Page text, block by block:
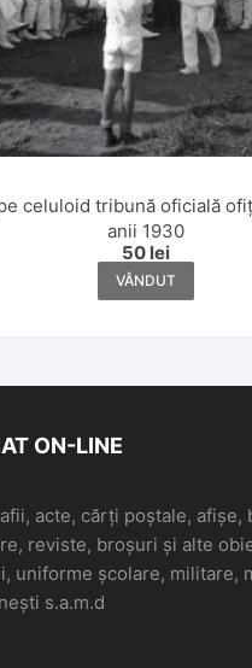
celuloid tribună oficială
anii 1930
50 lei
VÂNDUT
ON-LINE
acte, cărți poștale, afișe,
reviste, broșuri și alte
uniforme școlare, militare,
s.a.m.d